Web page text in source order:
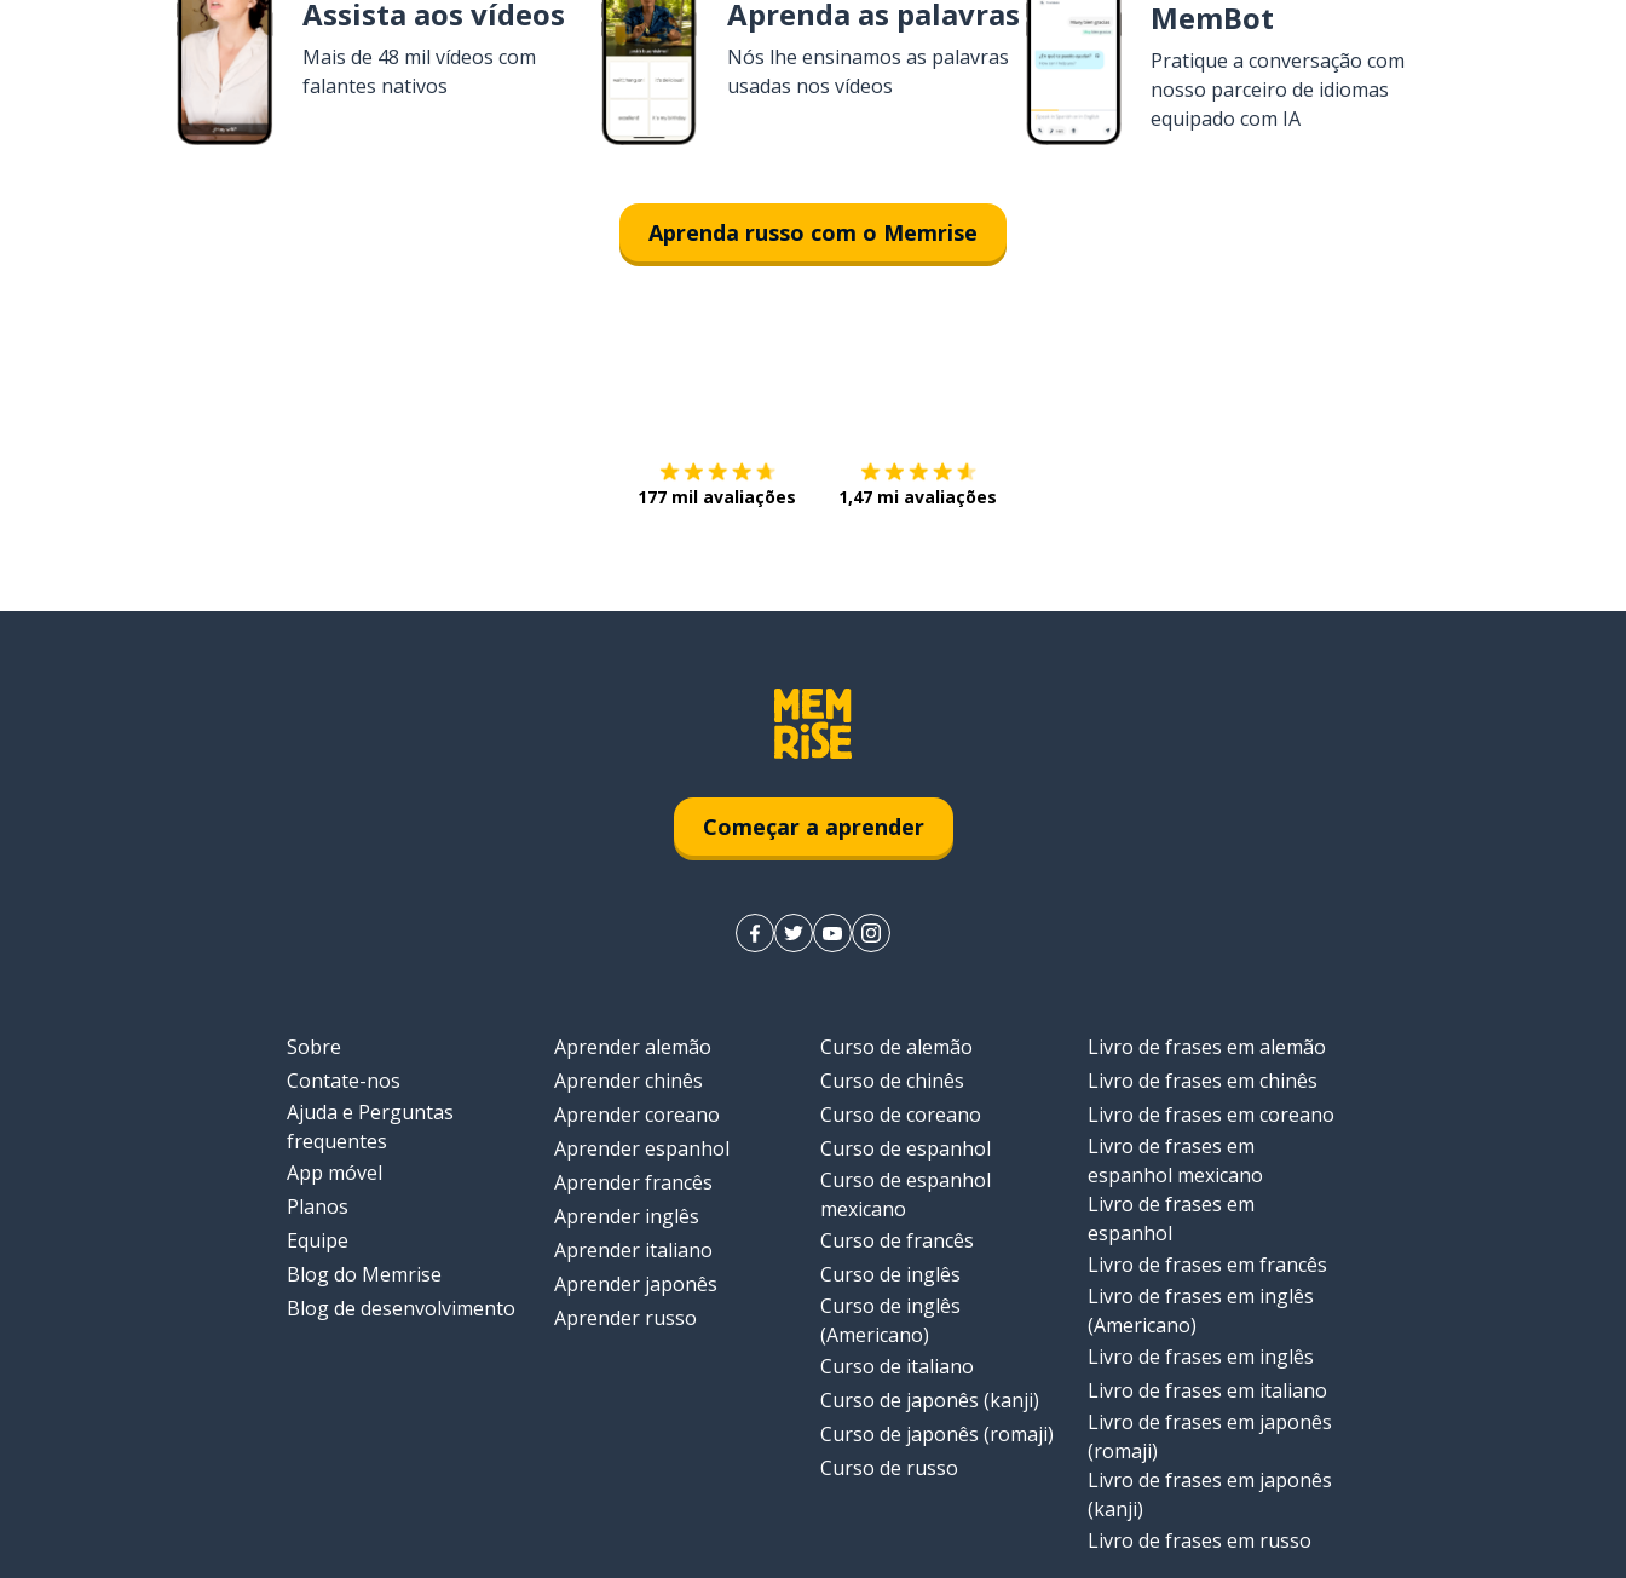
Assista aos vídeos
Mais de 48 mil vídeos com
falantes nativos
Aprenda as palavras
Nós lhe ensinamos as palavras
usadas nos vídeos
MemBot
Pratique a conversação com
nosso parceiro de idiomas
equipado com IA
Aprenda russo com o Memrise
177 mil avaliações 1,47 mi avaliações
Começar a aprender
Sobre
Contate-nos
Ajuda e Perguntas
frequentes
App móvel
Planos
Equipe
Blog do Memrise
Blog de desenvolvimento
Aprender alemão
Aprender chinês
Aprender coreano
Aprender espanhol
Aprender francês
Aprender inglês
Aprender italiano
Aprender japonês
Aprender russo
Curso de alemão
Curso de chinês
Curso de coreano
Curso de espanhol
Curso de espanhol
mexicano
Curso de francês
Curso de inglês
Curso de inglês
(Americano)
Curso de italiano
Curso de japonês (kanji)
Curso de japonês (romaji)
Curso de russo
Livro de frases em alemão
Livro de frases em chinês
Livro de frases em coreano
Livro de frases em
espanhol mexicano
Livro de frases em
espanhol
Livro de frases em francês
Livro de frases em inglês
(Americano)
Livro de frases em inglês
Livro de frases em italiano
Livro de frases em japonês
(romaji)
Livro de frases em japonês
(kanji)
Livro de frases em russo